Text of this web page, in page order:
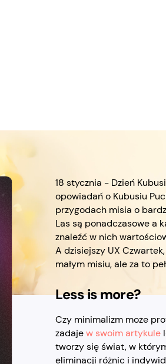
18 stycznia - Dzień
opowiadań o Kubusiu
przygodach misia o
Las są ponadczasowe a
znaleźć w nich
A dzisiejszy UX
małym misiu, ale za to
Less is more?
Czy minimalizm może
zadajew swoim artykule
tworzy się świat, w
eliminacji różnic i